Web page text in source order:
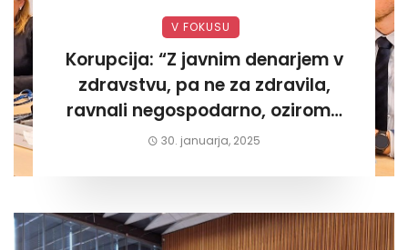
V FOKUSU
Korupcija: “Z javnim denarjem v
zdravstvu, pa ne za zdravila,
ravnali negospodarno, oziroma
za lastni žep. Tokrat na Žalskem«
30. januarja, 2025